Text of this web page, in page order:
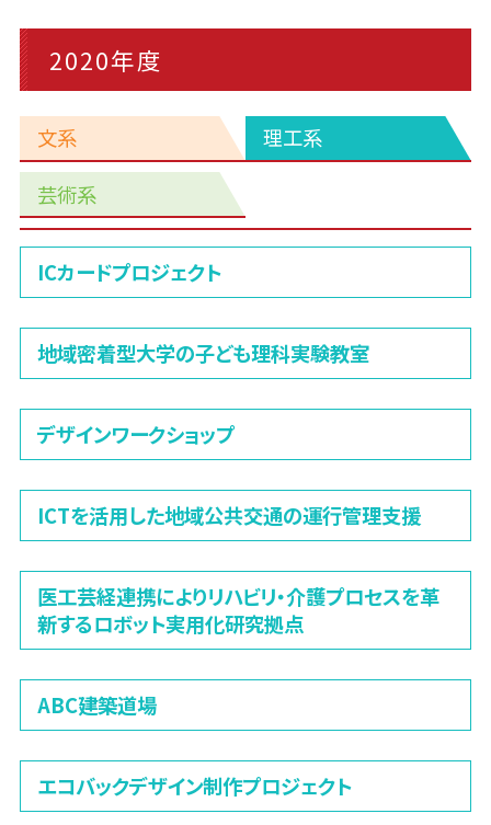
2020年度
文系
理工系
芸術系
系
ICカードプロジェクト
地域密着型大学の子ども理科実験教室
デザインワークショップ
ICTを活用した地域公共交通の運行管理支援
医工芸経連携によりリハビリ・介護プロセスを革
新するロボット実用化研究拠点
ABC建築道場
エコバックデザイン制作プロジェクト